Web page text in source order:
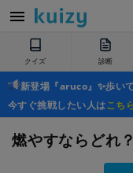
クイズ 診断
新登場『aruco』✨歩い
今すぐ挑戦したい人はこち
燃やすならどれ？